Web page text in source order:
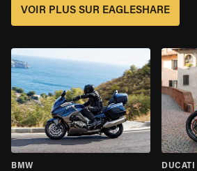
VOIR PLUS SUR EAGLESHARE
BMW DUCATI